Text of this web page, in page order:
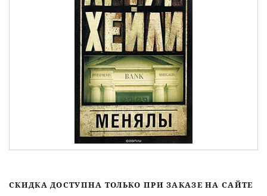
СКИДКА ДОСТУПНА ТОЛЬКО ПРИ ЗАКАЗЕ НА САЙТЕ